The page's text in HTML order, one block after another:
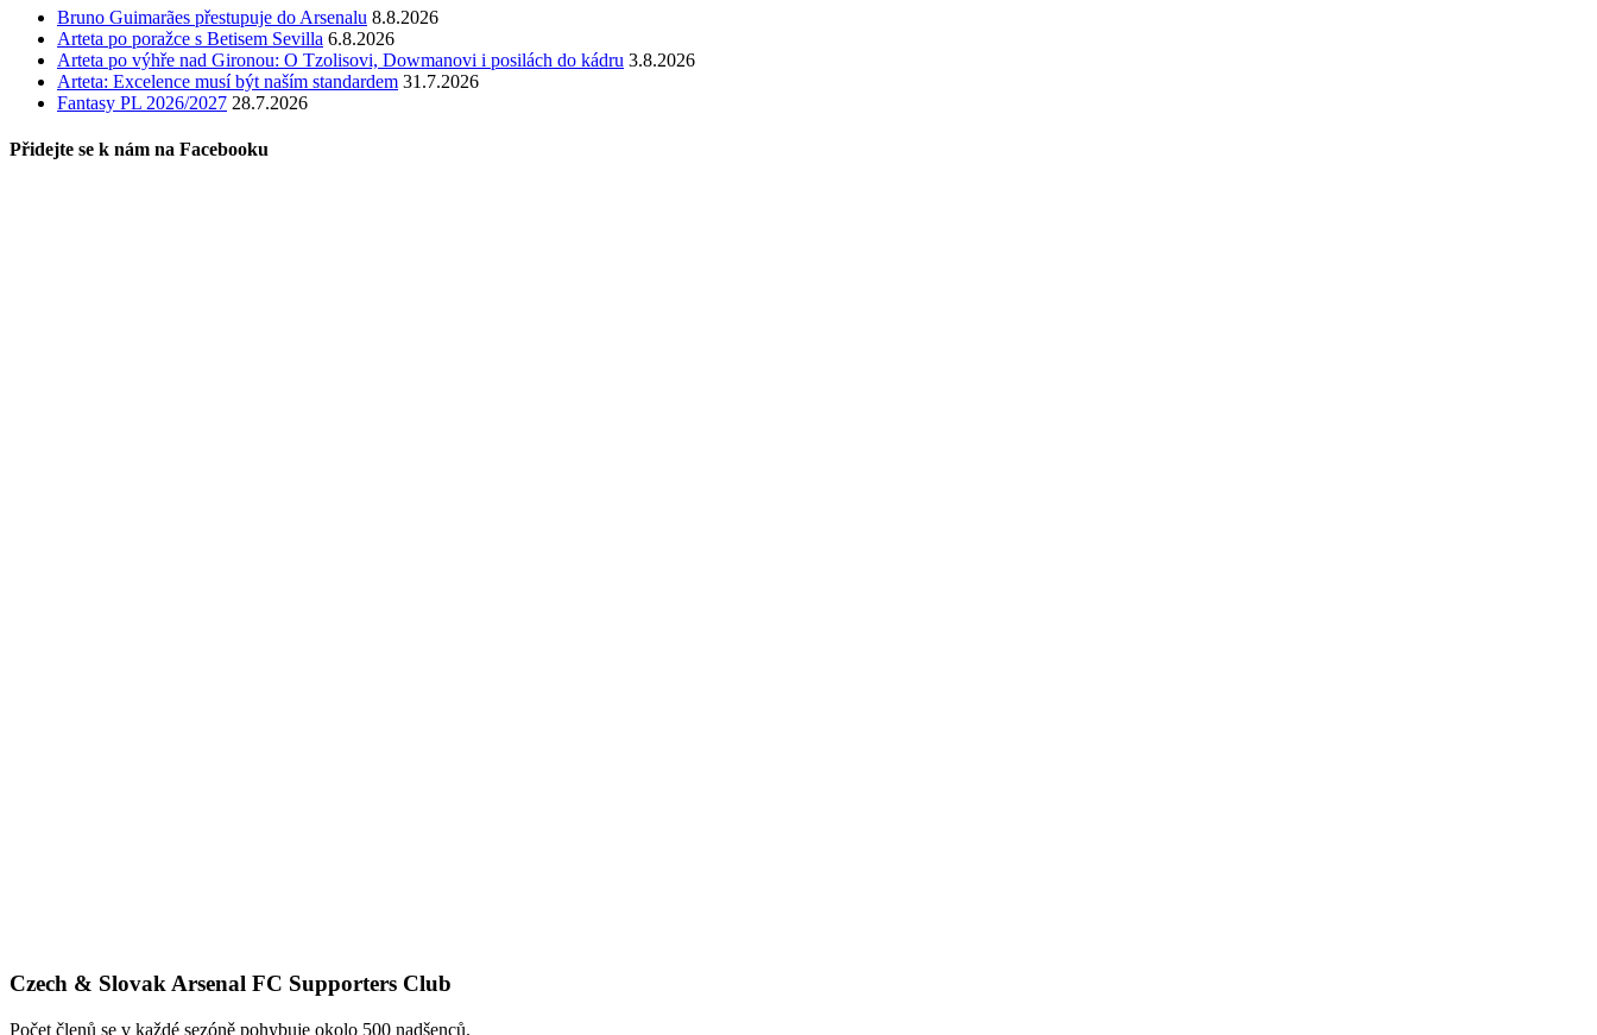
Bruno Guimarães přestupuje do Arsenalu 8.8.2026
Arteta po poražce s Betisem Sevilla 6.8.2026
Arteta po výhře nad Gironou: O Tzolisovi, Dowmanovi i posilách do kádru 3.8.2026
Arteta: Excelence musí být naším standardem 31.7.2026
Fantasy PL 2026/2027 28.7.2026
Přidejte se k nám na Facebooku
Czech & Slovak Arsenal FC Supporters Club
Počet členů se v každé sezóně pohybuje okolo 500 nadšenců.